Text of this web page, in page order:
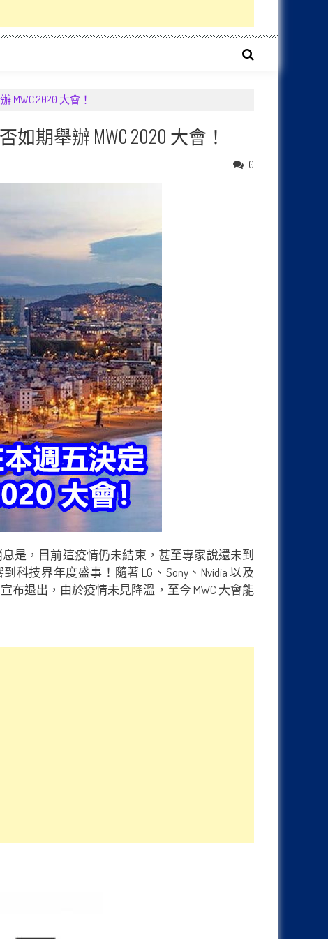
MWC 2020 大會！
如期舉辦 MWC 2020 大會！
0
是，目前這疫情仍未結束，甚至專家說還未到
技界年度盛事！隨著 LG、Sony、Nvidia 以及
布退出，由於疫情未見降溫，至今 MWC 大會能